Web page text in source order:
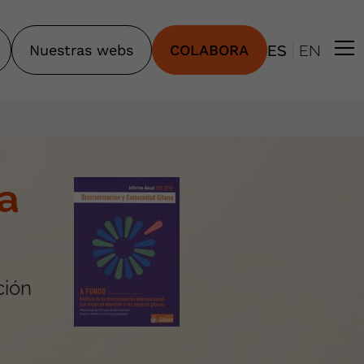
Nuestras webs COLABORA ES EN